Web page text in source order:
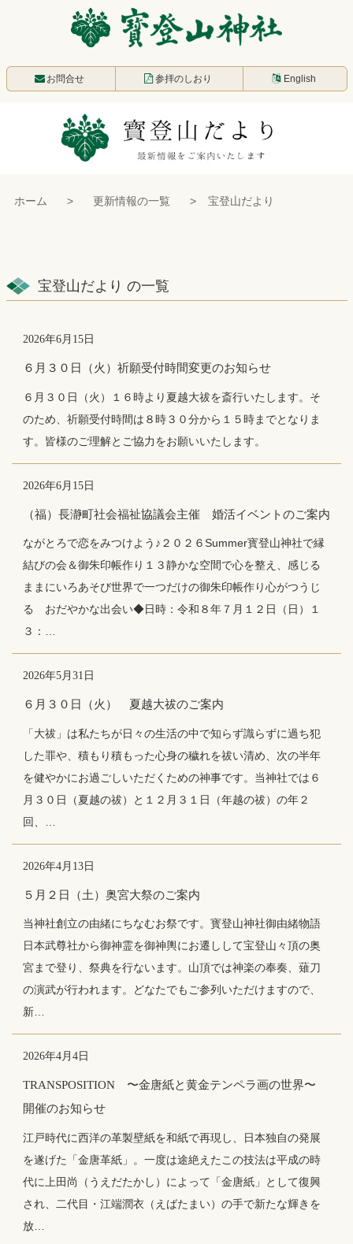
寳登山神社
お問合せ 参拝のしおり English
ホーム 更新情報の一覧 宝登山だより
宝登山だより の一覧
2026年6月15日
６月３０日（火）祈願受付時間変更のお知らせ
６月３０日（火）１６時より夏越大祓を斎行いたします。そ
のため、祈願受付時間は８時３０分から１５時までとなりま
す。皆様のご理解とご協力をお願いいたします。
2026年6月15日
（福）長瀞町社会福祉協議会主催 婚活イベントのご案内
ながとろで恋をみつけよう♪２０２６Summer寳登山神社で縁
結びの会＆御朱印帳作り１３静かな空間で心を整え、感じる
ままにいろあそび世界で一つだけの御朱印帳作り心がつうじ
る おだやかな出会い◆日時：令和８年７月１２日（日）１
３：…
2026年5月31日
６月３０日（火） 夏越大祓のご案内
「大祓」は私たちが日々の生活の中で知らず識らずに過ち犯
した罪や、積もり積もった心身の穢れを祓い清め、次の半年
を健やかにお過ごしいただくための神事です。当神社では６
月３０日（夏越の祓）と１２月３１日（年越の祓）の年２
回、…
2026年4月13日
５月２日（土）奥宮大祭のご案内
当神社創立の由緒にちなむお祭です。寳登山神社御由緒物語
日本武尊社から御神霊を御神輿にお遷しして宝登山々頂の奥
宮まで登り、祭典を行ないます。山頂では神楽の奉奏、薙刀
の演武が行われます。どなたでもご参列いただけますので、
新…
2026年4月4日
TRANSPOSITION 〜金唐紙と黄金テンペラ画の世界〜
開催のお知らせ
江戸時代に西洋の革製壁紙を和紙で再現し、日本独自の発展
を遂げた「金唐革紙」。一度は途絶えたこの技法は平成の時
代に上田尚（うえだたかし）によって「金唐紙」として復興
され、二代目・江端潤衣（えばたまい）の手で新たな輝きを
放…